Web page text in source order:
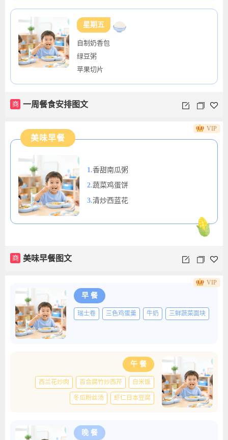
星期五
自制奶香包
绿豆粥
苹果切片
商 一周餐食安排图文
美味早餐
1.香甜南瓜粥
2.蔬菜鸡蛋饼
3.清炒西蓝花
商 美味早餐图文
VIP
早 餐
瑞士卷 三色鸡蛋羹 牛奶 三鲜蔬菜面块
午 餐
西兰花炒肉 百合腐竹炒西芹 白米饭
冬瓜粉丝汤 虾仁日本豆腐
晚 餐
VIP